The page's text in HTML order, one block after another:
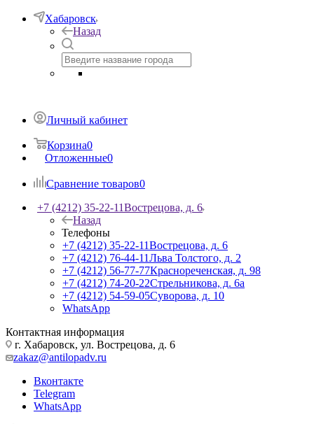
Хабаровск
Назад
Личный кабинет
Корзина0
Отложенные0
Сравнение товаров0
+7 (4212) 35-22-11Вострецова, д. 6
Назад
Телефоны
+7 (4212) 35-22-11Вострецова, д. 6
+7 (4212) 76-44-11Льва Толстого, д. 2
+7 (4212) 56-77-77Краснореченская, д. 98
+7 (4212) 74-20-22Стрельникова, д. 6а
+7 (4212) 54-59-05Суворова, д. 10
WhatsApp
Контактная информация
г. Хабаровск, ул. Вострецова, д. 6
zakaz@antilopadv.ru
Вконтакте
Telegram
WhatsApp